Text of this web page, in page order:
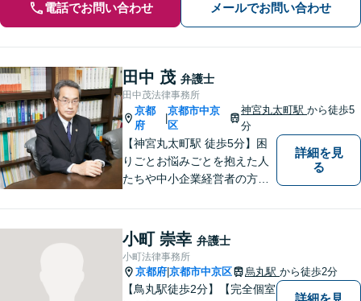
電話でお問い合わせ メールでお問い合わせ
田中 茂 弁護士
田中茂法律事務所
京都
府
|
京都市中京
区
神宮丸太町駅から徒歩5
分
【神宮丸太町駅 徒歩5分】困
りごとお悩みごとを抱えた人
たちや中小企業経営者の方々
寧をモットーとして全力でそ
の解決にあたります。どんな
に困難でも、常に明るく、前
向きな気持ちをもって、ご依
頼者様とともにより良い解決
詳細を見
る
小町 崇幸 弁護士
小町法律事務所
京都府 京都市中京区 烏丸駅 から徒歩2分
【鳥丸駅徒歩2分】【完全個室
詳細を見